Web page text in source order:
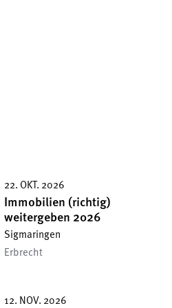
22. OKT. 2026
Immobilien (richtig)
weitergeben 2026
Sigmaringen
Erbrecht
12. NOV. 2026